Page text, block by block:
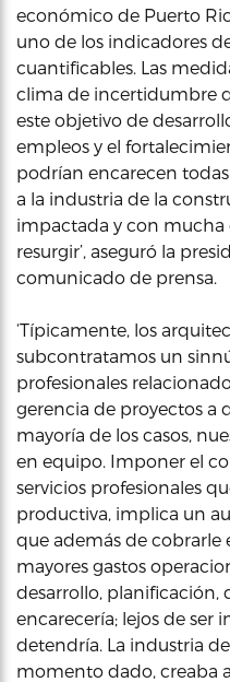
económico de Puerto
uno de los indicadores
cuantificables. Las
clima de incertidumbre
este objetivo de
empleos y el
podrían encarecen
a la industria de la
impactada y con
resurgir’, aseguró la
comunicado de prensa.
‘Típicamente, los
subcontratamos un
profesionales
gerencia de proyectos a
mayoría de los casos,
en equipo. Imponer el
servicios profesionales
productiva, implica un
que además de cobrarle
mayores gastos
desarrollo, planificación,
encarecería; lejos de ser
detendría. La industria
momento dado, creaba